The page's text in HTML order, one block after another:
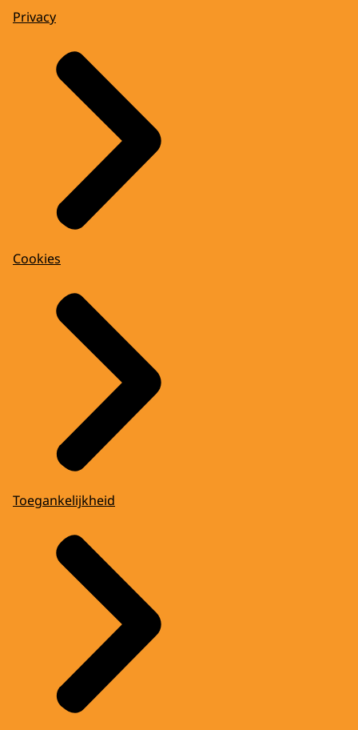
Privacy
Cookies
Toegankelijkheid